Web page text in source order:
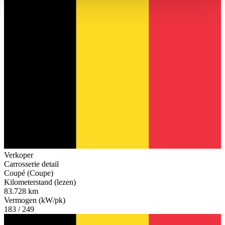
Verkoper
Carrosserie detail
Coupé (Coupe)
Kilometerstand (lezen)
83.728 km
Vermogen (kW/pk)
183 / 249